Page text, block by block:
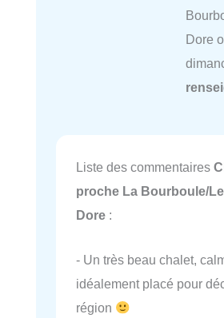
Dore
Liste des commentaires
proche La Bourboule/
Dore :
- Un très beau chalet,
idéalement placé pour
région